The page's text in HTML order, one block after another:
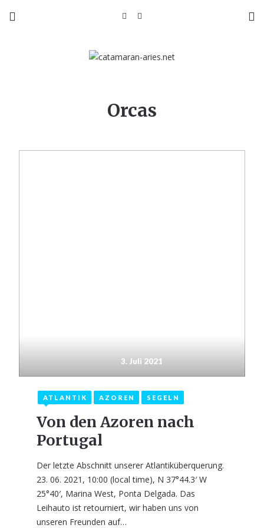
Orcas
3. Juli 2021
ATLANTIK AZOREN SEGELN
Von den Azoren nach
Portugal
Der letzte Abschnitt unserer Atlantiküberquerung.
23. 06. 2021, 10:00 (local time), N 37°44.3′ W
25°40′, Marina West, Ponta Delgada. Das
Leihauto ist retourniert, wir haben uns von
unseren Freunden auf…